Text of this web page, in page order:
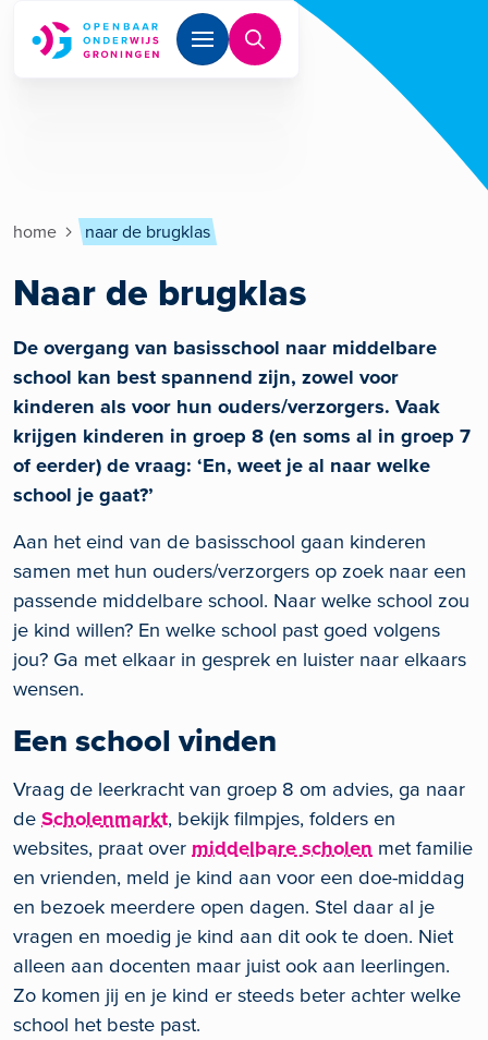
Overslaan en naar de inhoud gaan
Kruimelpad
home naar de brugklas
Naar de brugklas
De overgang van basisschool naar middelbare
school kan best spannend zijn, zowel voor
kinderen als voor hun ouders/verzorgers. Vaak
krijgen kinderen in groep 8 (en soms al in groep 7
of eerder) de vraag: ‘En, weet je al naar welke
school je gaat?’
Aan het eind van de basisschool gaan kinderen
samen met hun ouders/verzorgers op zoek naar een
passende middelbare school. Naar welke school zou
je kind willen? En welke school past goed volgens
jou? Ga met elkaar in gesprek en luister naar elkaars
wensen.
Een school vinden
Vraag de leerkracht van groep 8 om advies, ga naar
deScholenmarkt, bekijk filmpjes, folders en
websites, praat overmiddelbare scholen met familie
en vrienden, meld je kind aan voor een doe-middag
en bezoek meerdere open dagen. Stel daar al je
vragen en moedig je kind aan dit ook te doen. Niet
alleen aan docenten maar juist ook aan leerlingen.
Zo komen jij en je kind er steeds beter achter welke
school het beste past.